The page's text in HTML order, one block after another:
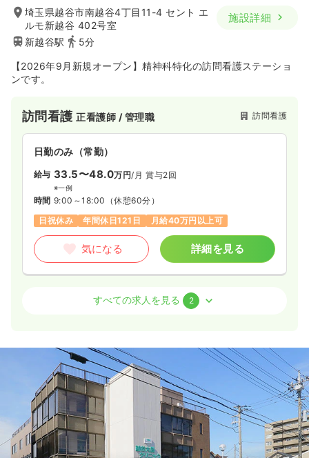
日勤のみ（パート）
給与 時給1,500円
時間 8:30～17:00
日曜休み
担当業務未経験可 ブランク可
第二新卒可
時給1,500円以上可
埼玉県越谷市南越谷4丁目11-4 セント エ
ルモ新越谷 402号室
新越谷駅
5分
施設詳細
【2026年9月新規オープン】精神科特化の訪問看護ステーショ
ンです。
訪問看護正看護師 / 管理職 訪問看護
日勤のみ（常勤）
給与 33.5〜48.0万円/月 賞与2回
※一例
時間 9:00～18:00 （休憩60分）
日祝休み
年間休日121日 月給40万円以上可
気になる 詳細を見る
正看護師
23.0〜30.0 万円/月
※一例
時間 9:00～18:00（休憩60分）
日祝休み
年間休日121日
担当業務未経験可
ブランク可
第二新卒可 月給30万円以上可
気になる 詳細を見る
すべての求人を見る 2